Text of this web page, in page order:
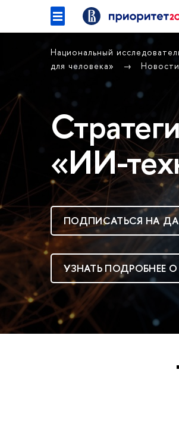
Национальный
для человека»
Новости
«ИИ-
ПОДПИСАТЬСЯ НА
УЗНАТЬ ПОДРОБНЕЕ